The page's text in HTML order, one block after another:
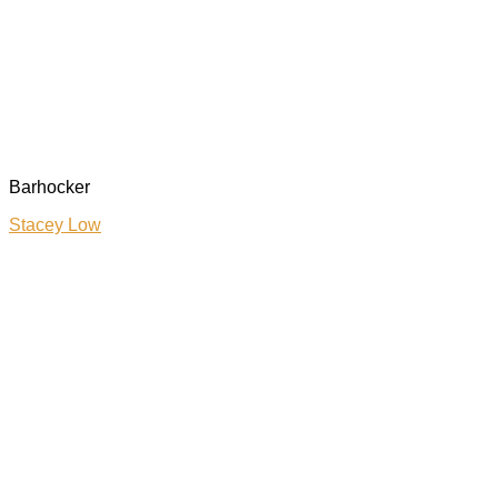
Barhocker
Stacey Low